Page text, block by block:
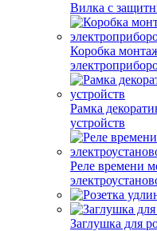
Вилка с
Коробка
Рамка
устройств
Реле времени
Заглушка для